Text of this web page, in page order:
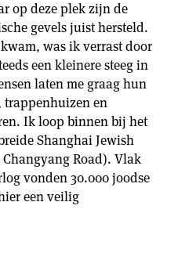
op deze plek zijn de
gevels juist hersteld.
was ik verrast door
een kleinere steeg in
laten me graag hun
trappenhuizen en
Ik loop binnen bij het
Shanghai Jewish
Changyang Road). Vlak
vonden 30.000 joodse
een veilig